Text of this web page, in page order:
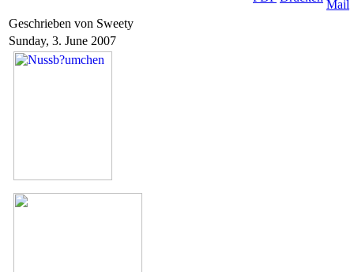
Geschrieben von Sweety
Sunday, 3. June 2007